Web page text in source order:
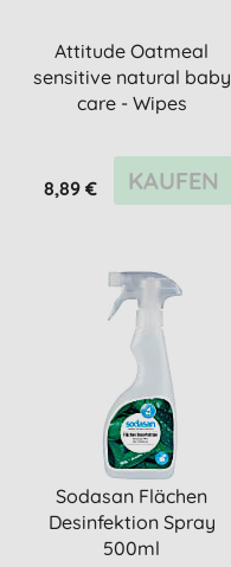
Attitude Oatmeal
sensitive natural baby
care - Wipes
8,89 € KAUFEN
Sodasan Flächen
Desinfektion Spray
500ml